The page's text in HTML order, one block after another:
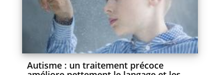
Autisme : un traitement précoce